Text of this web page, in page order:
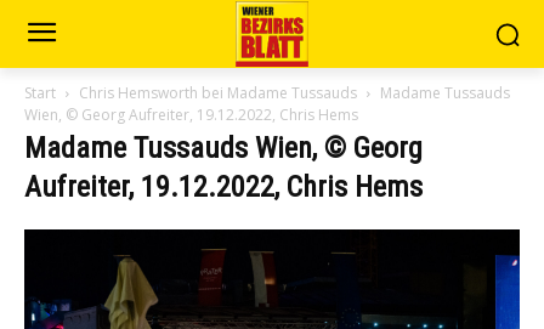
Start Chris Hemsworth bei Madame Tussauds
Madame Tussauds
Wien, © Georg Aufreiter, 19.12.2022, Chris Hems
Madame Tussauds Wien, © Georg
Aufreiter, 19.12.2022, Chris Hems